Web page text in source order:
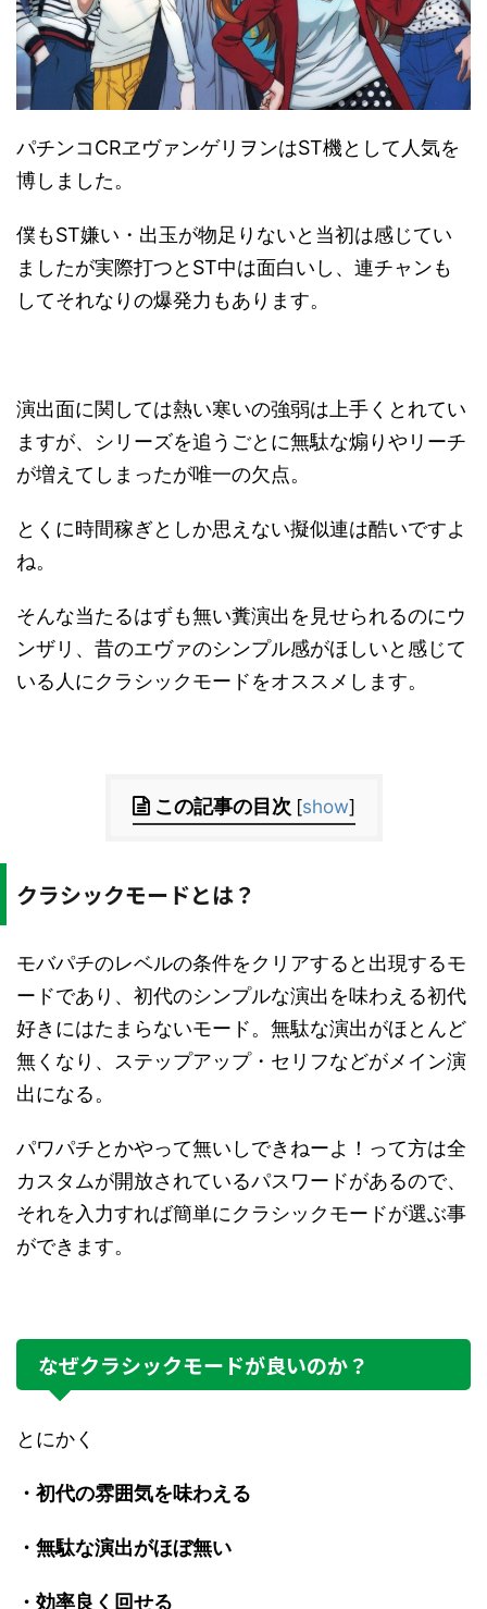
パチンコCRヱヴァンゲリヲンはST機として人気を
博しました。
僕もST嫌い・出玉が物足りないと当初は感じてい
ましたが実際打つとST中は面白いし、連チャンも
してそれなりの爆発力もあります。
演出面に関しては熱い寒いの強弱は上手くとれてい
ますが、シリーズを追うごとに無駄な煽りやリーチ
が増えてしまったが唯一の欠点。
とくに時間稼ぎとしか思えない擬似連は酷いですよ
ね。
そんな当たるはずも無い糞演出を見せられるのにウ
ンザリ、昔のエヴァのシンプル感がほしいと感じて
いる人にクラシックモードをオススメします。
この記事の目次 [show]
クラシックモードとは？
モバパチのレベルの条件をクリアすると出現するモ
ードであり、初代のシンプルな演出を味わえる初代
好きにはたまらないモード。無駄な演出がほとんど
無くなり、ステップアップ・セリフなどがメイン演
出になる。
パワパチとかやって無いしできねーよ！って方は全
カスタムが開放されているパスワードがあるので、
それを入力すれば簡単にクラシックモードが選ぶ事
ができます。
なぜクラシックモードが良いのか？
とにかく
・初代の雰囲気を味わえる
・無駄な演出がほぼ無い
・効率良く回せる